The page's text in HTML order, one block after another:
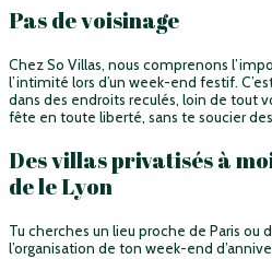
Pas de voisinage
Chez So Villas, nous comprenons
l’intimité lors d’un week-end festif.
dans des endroits reculés, loin de tout
fête en toute liberté, sans te soucier
Des villas privatisés à
de le Lyon
Tu cherches un lieu proche de Paris ou
l’organisation de ton week-end